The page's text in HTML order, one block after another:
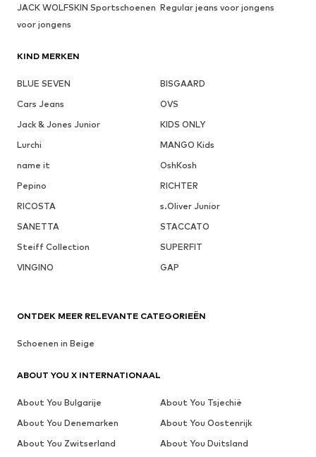
JACK WOLFSKIN Sportschoenen
voor jongens
Regular jeans voor jongens
KIND MERKEN
BLUE SEVEN
BISGAARD
Cars Jeans
OVS
Jack & Jones Junior
KIDS ONLY
Lurchi
MANGO Kids
name it
OshKosh
Pepino
RICHTER
RICOSTA
s.Oliver Junior
SANETTA
STACCATO
Steiff Collection
SUPERFIT
VINGINO
GAP
ONTDEK MEER RELEVANTE CATEGORIEËN
Schoenen in Beige
ABOUT YOU X INTERNATIONAAL
About You Bulgarije
About You Tsjechië
About You Denemarken
About You Oostenrijk
About You Zwitserland
About You Duitsland